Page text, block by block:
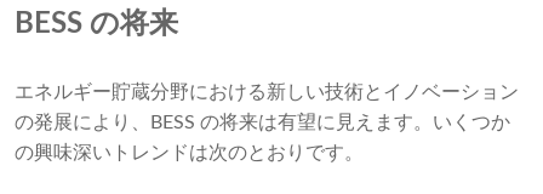
BESS の将来
エネルギー貯蔵分野における新しい技術とイノベーション
の発展により、BESS の将来は有望に見えます。いくつか
の興味深いトレンドは次のとおりです。